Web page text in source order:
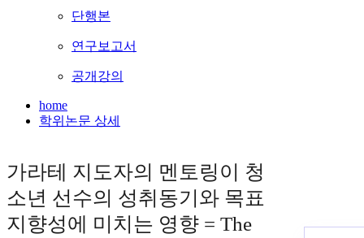
단행본
연구보고서
공개강의
home
학위논문 상세
가라테 지도자의 멘토링이 청
소년 선수의 성취동기와 목표
지향성에 미치는 영향 = The